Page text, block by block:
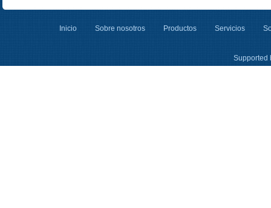
Inicio Sobre nosotros Productos Servicios
Supported